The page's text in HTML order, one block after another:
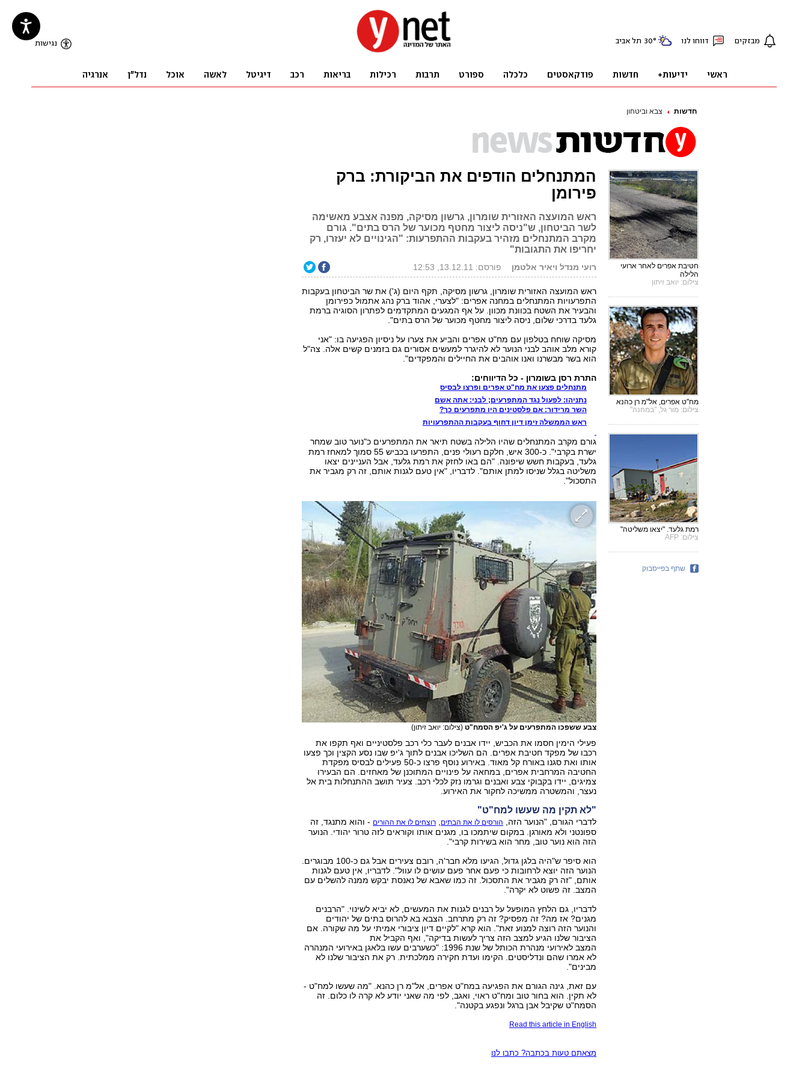
חדשות צבא וביטחון
המתנחלים הודפים את הביקורת: ברק
פירומן
ראש המועצה האזורית שומרון, גרשון מסיקה, מפנה אצבע מאשימה
לשר הביטחון, ש"ניסה ליצור מחטף מכוער של הרס בתים". גורם
מקרב המתנחלים מזהיר בעקבות ההתפרעות: "הגינויים לא יעזרו, רק
יחריפו את התגובות"
רועי מנדל ויאיר אלטמן פורסם: 13.12.11, 12:53
ראש המועצה האזורית שומרון, גרשון מסיקה, תקף היום (ג') את שר הביטחון בעקבות
התפרעויות המתנחלים במחנה אפרים: "לצערי, אהוד ברק נהג אתמול כפירומן
והבעיר את השטח בכוונת מכוון. על אף המגעים המתקדמים לפתרון הסוגיה ברמת
גלעד בדרכי שלום, ניסה ליצור מחטף מכוער של הרס בתים".
מסיקה שוחח בטלפון עם מח"ט אפרים והביע את צערו על ניסיון הפגיעה בו: "אני
קורא מלב אוהב לבני הנוער לא להיגרר למעשים אסורים גם בזמנים קשים אלה. צה"ל
הוא בשר מבשרנו ואנו אוהבים את החיילים והמפקדים".
התרת רסן בשומרון - כל הדיווחים:
מתנחלים פצעו את מח"ט אפרים ופרצו לבסיס
נתניהו: לפעול נגד המתפרעים; לבני: אתה אשם
השר מרידור: אם פלסטינים היו מתפרעים כך?
ראש הממשלה זימן דיון דחוף בעקבות ההתפרעויות
גורם מקרב המתנחלים שהיו הלילה בשטח תיאר את המתפרעים כ"נוער טוב שמחר
ישרת בקרבי". כ-300 איש, חלקם רעולי פנים, התפרעו בכביש 55 סמוך למאחז רמת
גלעד, בעקבות חשש שיפונה. "הם באו לחזק את רמת גלעד, אבל העניינים יצאו
משליטה בגלל שניסו למתן אותם". לדבריו, "אין טעם לגנות אותם, זה רק מגביר את
התסכול".
צבע ששפכו המתפרעים על ג'יפ הסמח"ט (צילום: יואב זיתון)
פעילי הימין חסמו את הכביש, יידו אבנים לעבר כלי רכב פלסטיניים ואף תקפו את
רכבו של מפקד חטיבת אפרים. הם השליכו אבנים לתוך ג'יפ שבו נסע הקצין וכך פצעו
אותו ואת סגנו באורח קל מאוד. באירוע נוסף פרצו כ-50 פעילים לבסיס מפקדת
החטיבה המרחבית אפרים, במחאה על פינויים המתוכנן של מאחזים. הם הבעירו
צמיגים, יידו בקבוקי צבע ואבנים וגרמו נזק לכלי רכב. צעיר תושב ההתנחלות בית אל
נעצר, והמשטרה ממשיכה לחקור את האירוע.
"לא תקין מה שעשו למח"ט"
לדברי הגורם, "הנוער הזה, הורסים לו את הבתים רוצחים לו את ההורים - והוא מתנגד, זה
ספונטני ולא מאורגן. במקום שיתמכו בו, מגנים אותו וקוראים לזה טרור יהודי. הנוער
הזה הוא נוער טוב, מחר הוא בשירות קרבי".
הוא סיפר ש"היה בלגן גדול, הגיעו מלא חבר'ה, רובם צעירים אבל גם כ-100 מבוגרים.
הנוער הזה יוצא לרחובות כי פעם אחר פעם עושים לו עוול". לדבריו, אין טעם לגנות
אותם, "זה רק מגביר את התסכול. זה כמו שאבא של נאנסת יבקש ממנה להשלים עם
המצב. זה פשוט לא יקרה".
לדבריו, גם הלחץ המופעל על רבנים לגנות את המעשים, לא יביא לשינוי. "הרבנים
מגנים? אז מה? זה מפסיק? זה רק מתרחב. הצבא בא להרוס בתים של יהודים
והנוער הזה רוצה למנוע זאת". הוא קרא "לקיים דיון ציבורי אמיתי על מה שקורה. אם
הציבור שלנו הגיע למצב הזה צריך לעשות בדיקה", ואף הקביל את
המצב לאירועי מנהרת הכותל של שנת 1996: "כשערבים עשו בלאגן באירועי המנהרה
לא אמרו שהם ונדליסטים. הקימו ועדת חקירה ממלכתית. רק את הציבור שלנו לא
מבינים".
עם זאת, גינה הגורם את הפגיעה במח"ט אפרים, אל"מ רן כהנא. "מה שעשו למח"ט -
לא תקין. הוא בחור טוב ומח"ט ראוי, ואגב, לפי מה שאני יודע לא קרה לו כלום. זה
הסמח"ט שקיבל אבן ברגל ונפגע בקטנה".
Read this article in English
מצאתם טעות בכתבה? כתבו לנו
חטיבת אפרים לאחר ארועי
הלילה
צילום: יואב זיתון
מח"ט אפרים, אל"מ רן כהנא
צילום: מור גל, "במחנה"
רמת גלעד. "יצאו משליטה"
צילום: AFP
שתף בפייסבוק